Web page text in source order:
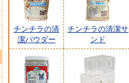
チンチラの清
潔パウダー
チンチラの清潔サ
ンド